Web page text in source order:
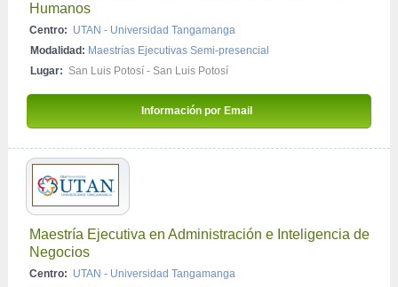
Humanos
Centro: UTAN - Universidad Tangamanga
Modalidad: Maestrías Ejecutivas Semi-presencial
Lugar: San Luis Potosí - San Luis Potosí
Información por Email
Maestría Ejecutiva en Administración e Inteligencia de
Negocios
Centro: UTAN - Universidad Tangamanga